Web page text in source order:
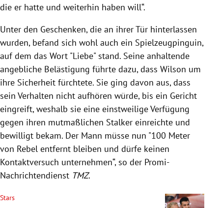
die er hatte und weiterhin haben will“.
Unter den Geschenken, die an ihrer Tür hinterlassen
wurden, befand sich wohl auch ein Spielzeugpinguin,
auf dem das Wort "Liebe" stand. Seine anhaltende
angebliche Belästigung führte dazu, dass Wilson um
ihre Sicherheit fürchtete. Sie ging davon aus, dass
sein Verhalten nicht aufhören würde, bis ein Gericht
eingreift, weshalb sie eine einstweilige Verfügung
gegen ihren mutmaßlichen Stalker einreichte und
bewilligt bekam. Der Mann müsse nun "100 Meter
von Rebel entfernt bleiben und dürfe keinen
Kontaktversuch unternehmen“, so der Promi-
Nachrichtendienst TMZ.
Stars